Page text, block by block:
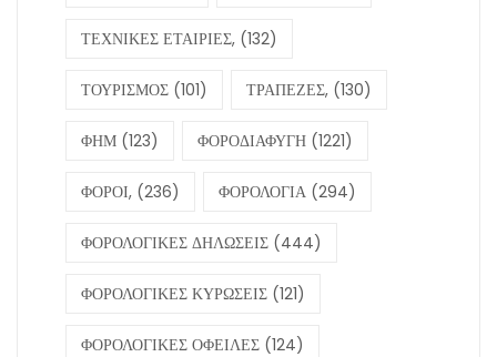
ΤΕΧΝΙΚΕΣ ΕΤΑΙΡΙΕΣ, (132)
ΤΟΥΡΙΣΜΟΣ (101) ΤΡΑΠΕΖΕΣ, (130)
ΦΗΜ (123) ΦΟΡΟΔΙΑΦΥΓΗ (1221)
ΦΟΡΟΙ, (236) ΦΟΡΟΛΟΓΙΑ (294)
ΦΟΡΟΛΟΓΙΚΕΣ ΔΗΛΩΣΕΙΣ (444)
ΦΟΡΟΛΟΓΙΚΕΣ ΚΥΡΩΣΕΙΣ (121)
ΦΟΡΟΛΟΓΙΚΕΣ ΟΦΕΙΛΕΣ (124)